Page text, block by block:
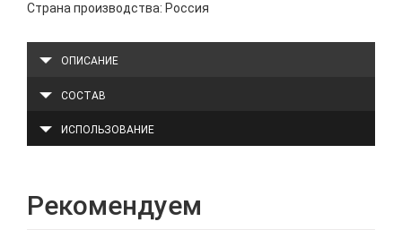
Страна производства: Россия
ОПИСАНИЕ
СОСТАВ
ИСПОЛЬЗОВАНИЕ
Рекомендуем